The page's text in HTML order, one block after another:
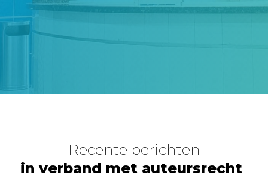
Recente berichten
in verband met auteursrecht